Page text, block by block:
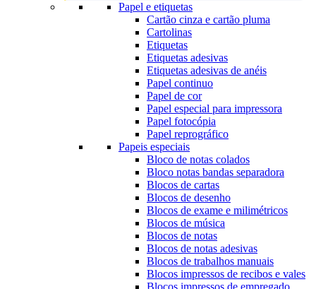
Papel e etiquetas
Cartão cinza e cartão pluma
Cartolinas
Etiquetas
Etiquetas adesivas
Etiquetas adesivas de anéis
Papel continuo
Papel de cor
Papel especial para impressora
Papel fotocópia
Papel reprográfico
Papeis especiais
Bloco de notas colados
Bloco notas bandas separadora
Blocos de cartas
Blocos de desenho
Blocos de exame e milimétricos
Blocos de música
Blocos de notas
Blocos de notas adesivas
Blocos de trabalhos manuais
Blocos impressos de recibos e vales
Blocos impressos de empregado